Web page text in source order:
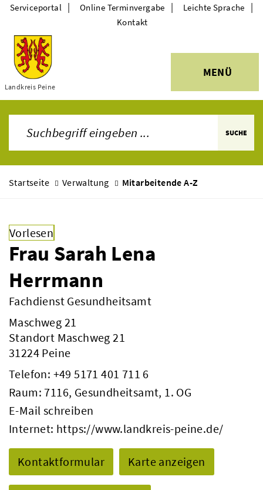
Themen
Landkreis Peine
MENÜ
Serviceportal | Online Terminvergabe | Leichte Sprache |
Kontakt
SUCHE
Startseite Verwaltung Mitarbeitende A-Z
Vorlesen
Frau Sarah Lena
Herrmann
Fachdienst Gesundheitsamt
Maschweg 21
Standort Maschweg 21
31224 Peine
Telefon: +49 5171 401 711 6
Raum: 7116, Gesundheitsamt, 1. OG
E-Mail schreiben
Internet: https://www.landkreis-peine.de/
Kontaktformular Karte anzeigen